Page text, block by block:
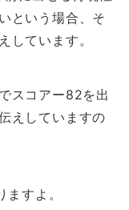
という場合、そ
しています。
スコアー82を出
えしていますの
すよ。